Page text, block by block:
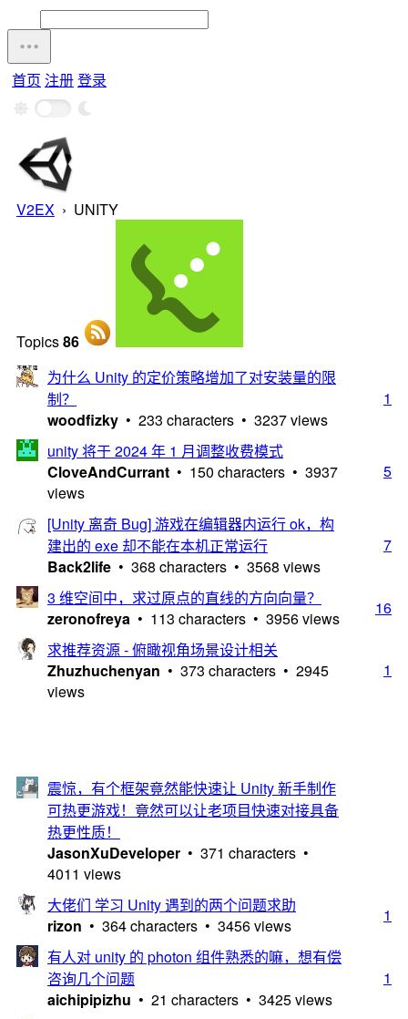
首页 注册登录
V2EX › UNITY
Topics86
为什么 Unity 的定价策略增加了对安装量的限
制？
woodfizky • 233 characters • 3237 views
1
unity 将于 2024 年 1 月调整收费模式
CloveAndCurrant • 150 characters • 3937
views
5
[Unity 离奇 Bug] 游戏在编辑器内运行 ok，构
建出的 exe 却不能在本机正常运行
Back2life • 368 characters • 3568 views
7
3 维空间中，求过原点的直线的方向向量？
zeronofreya • 113 characters • 3956 views
16
求推荐资源 - 俯瞰视角场景设计相关
Zhuzhuchenyan • 373 characters • 2945
views
1
震惊，有个框架竟然能快速让 Unity 新手制作
可热更游戏！竟然可以让老项目快速对接具备
热更性质！
JasonXuDeveloper • 371 characters •
4011 views
大佬们 学习 Unity 遇到的两个问题求助
rizon • 364 characters • 3456 views
1
有人对 unity 的 photon 组件熟悉的嘛，想有偿
咨询几个问题
aichipipizhu • 21 characters • 3425 views
1